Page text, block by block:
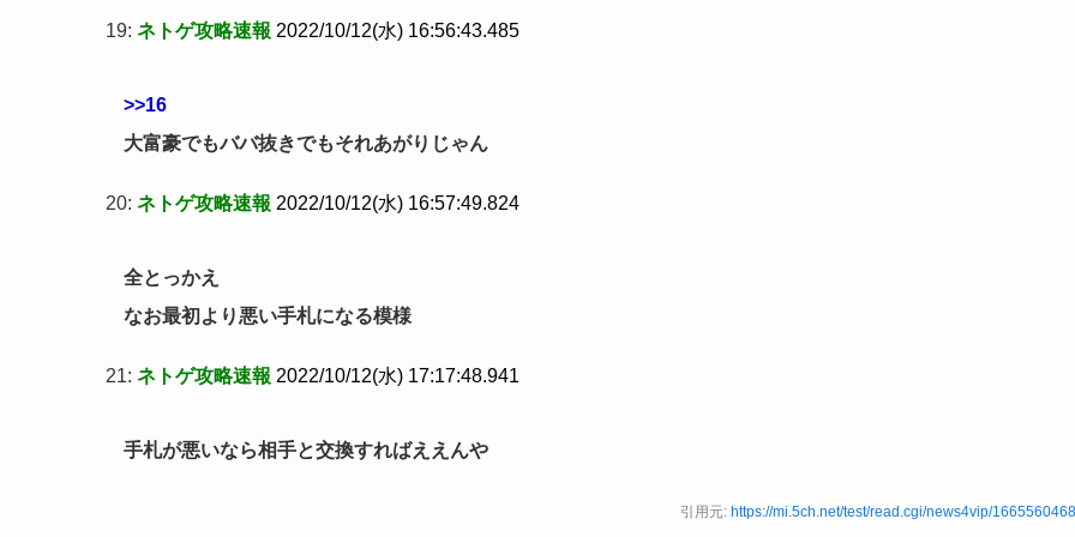
19: ネトゲ攻略速報 2022/10/12(水) 16:56:43.485
>>16
大富豪でもババ抜きでもそれあがりじゃん
20: ネトゲ攻略速報 2022/10/12(水) 16:57:49.824
全とっかえ
なお最初より悪い手札になる模様
21: ネトゲ攻略速報 2022/10/12(水) 17:17:48.941
手札が悪いなら相手と交換すればええんや
引用元: https://mi.5ch.net/test/read.cgi/news4vip/